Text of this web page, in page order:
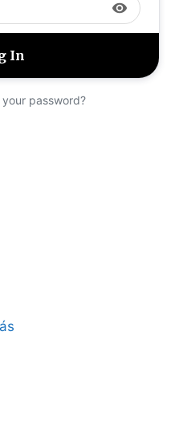
visibility
your password?